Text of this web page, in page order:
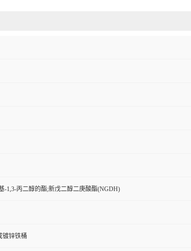
-1,3-丙二醇的酯;新戊二醇二庚酸酯(NGDH)
镀锌铁桶